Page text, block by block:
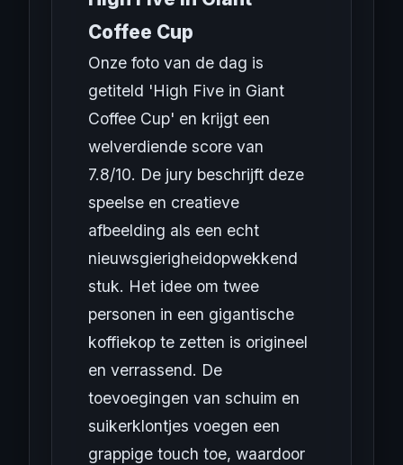
Coffee Cup
Onze foto van de dag is
getiteld 'High Five in Giant
Coffee Cup' en krijgt een
welverdiende score van
7.8/10. De jury beschrijft deze
speelse en creatieve
afbeelding als een echt
nieuwsgierigheidopwekkend
stuk. Het idee om twee
personen in een gigantische
koffiekop te zetten is origineel
en verrassend. De
toevoegingen van schuim en
suikerklontjes voegen een
grappige touch toe, waardoor